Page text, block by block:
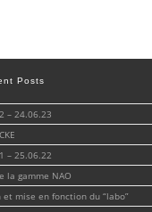
Posts
– 24.06.23
– 25.06.22
la gamme NAO
et mise en fonction du “labo”